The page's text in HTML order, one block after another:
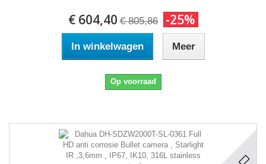
€ 604,40 € 805,86 -25%
In winkelwagen Meer
Op voorraad